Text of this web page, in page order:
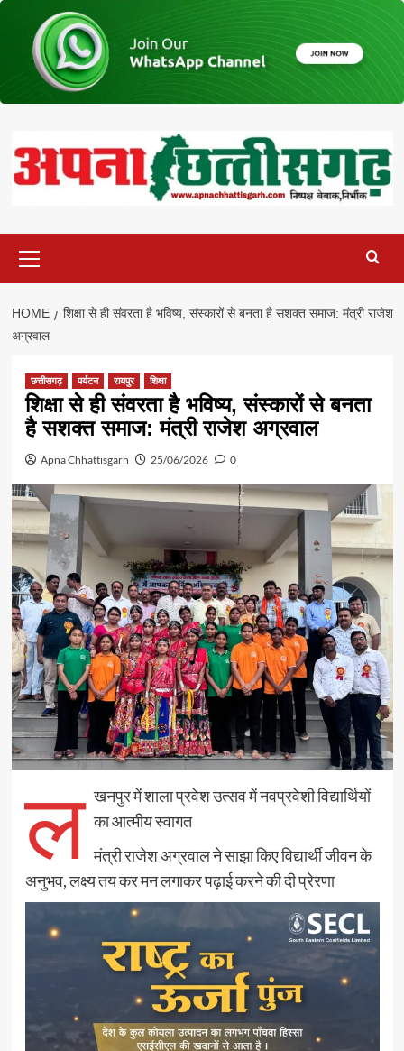
content
Menu
HOME
शिक्षा से ही संवरता है भविष्य, संस्कारों से बनता है सशक्त समाज: मंत्री राजेश
अग्रवाल
छत्तीसगढ़ पर्यटन रायपुर शिक्षा
शिक्षा से ही संवरता है भविष्य, संस्कारों से बनता
है सशक्त समाज: मंत्री राजेश अग्रवाल
Apna Chhattisgarh 25/06/2026 0
ल खनपुर में शाला प्रवेश उत्सव में नवप्रवेशी विद्यार्थियों
का आत्मीय स्वागत
मंत्री राजेश अग्रवाल ने साझा किए विद्यार्थी जीवन के
अनुभव, लक्ष्य तय कर मन लगाकर पढ़ाई करने की दी प्रेरणा